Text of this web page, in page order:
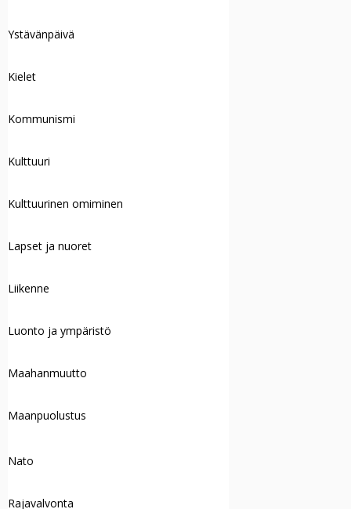
Ystävänpäivä
Kielet
Kommunismi
Kulttuuri
Kulttuurinen omiminen
Lapset ja nuoret
Liikenne
Luonto ja ympäristö
Maahanmuutto
Maanpuolustus
Nato
Rajavalvonta